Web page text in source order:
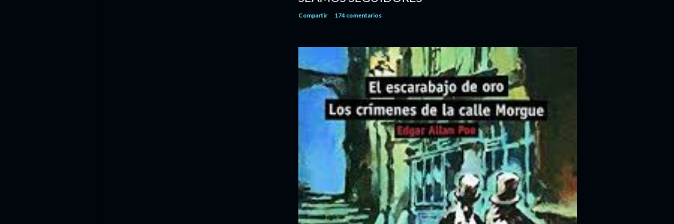
Compartir 174 comentarios